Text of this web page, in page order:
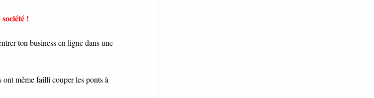
!
ton business en ligne dans une
ont même failli couper les ponts à